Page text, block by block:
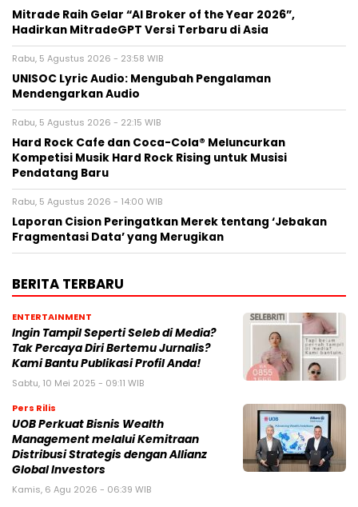
Mitrade Raih Gelar “AI Broker of the Year 2026”,
Hadirkan MitradeGPT Versi Terbaru di Asia
Rabu, 5 Agustus 2026 - 23:58 WIB
UNISOC Lyric Audio: Mengubah Pengalaman
Mendengarkan Audio
Rabu, 5 Agustus 2026 - 22:15 WIB
Hard Rock Cafe dan Coca-Cola® Meluncurkan
Kompetisi Musik Hard Rock Rising untuk Musisi
Pendatang Baru
Rabu, 5 Agustus 2026 - 14:00 WIB
Laporan Cision Peringatkan Merek tentang ‘Jebakan
Fragmentasi Data’ yang Merugikan
BERITA TERBARU
ENTERTAINMENT
Ingin Tampil Seperti Seleb di Media?
Tak Percaya Diri Bertemu Jurnalis?
Kami Bantu Publikasi Profil Anda!
Sabtu, 10 Mei 2025 - 09:11 WIB
Pers Rilis
UOB Perkuat Bisnis Wealth
Management melalui Kemitraan
Distribusi Strategis dengan Allianz
Global Investors
Kamis, 6 Agu 2026 - 06:39 WIB